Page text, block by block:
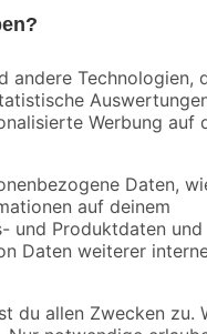
Fliesenschwamm 165
x 110 x 65 mm
3,49 €